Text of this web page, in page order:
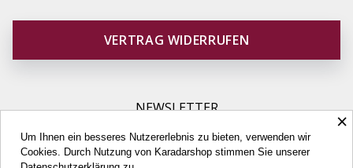
VERTRAG WIDERRUFEN
NEWSLETTER
×
Um Ihnen ein besseres Nutzererlebnis zu bieten, verwenden wir
Cookies. Durch Nutzung von Karadarshop stimmen Sie unserer